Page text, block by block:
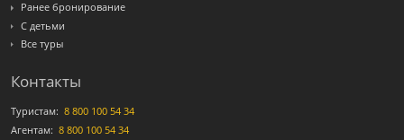
Ранее бронирование
С детьми
Все туры
Контакты
Туристам: 8 800 100 54 34
Агентам: 8 800 100 54 34